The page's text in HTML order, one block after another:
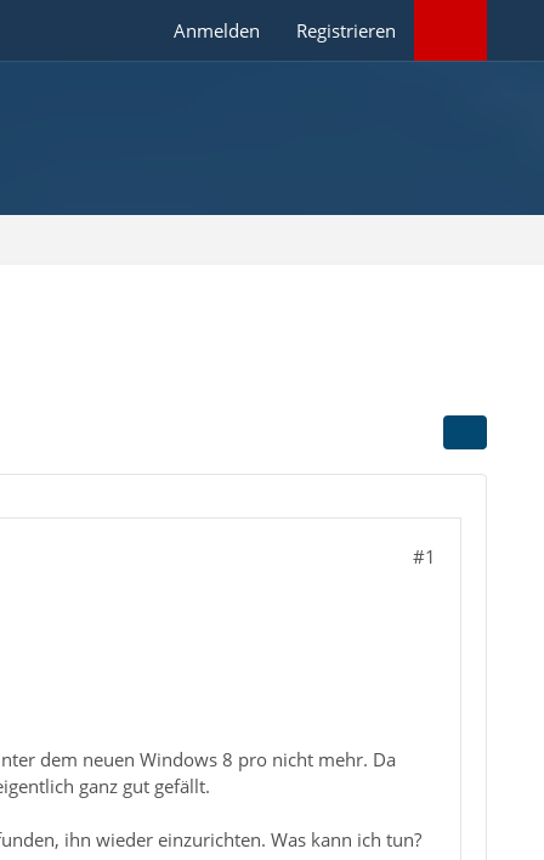
Anmelden Registrieren
#1
dem neuen Windows 8 pro nicht mehr. Da
ganz gut gefällt.
ihn wieder einzurichten. Was kann ich tun?